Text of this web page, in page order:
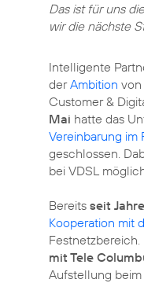
Das ist für uns
wir die nächste
Intelligente
derAmbition von
Customer &
Mai hatte das
Vereinbarung im
geschlossen.
bei VDSL
Bereits seit
Kooperation mit
mit Tele
Aufstellung